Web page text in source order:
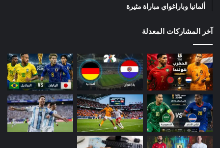
ألمانيا وباراغواي مباراة مثيرة
آخر المشاركات المعدلة